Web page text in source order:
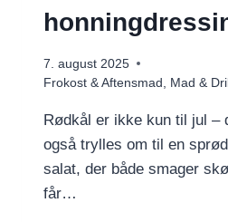
7. august 2025
Frokost & Aftensmad
Mad &
Rødkål er ikke kun til jul –
også trylles om til en
salat, der både smager
får…